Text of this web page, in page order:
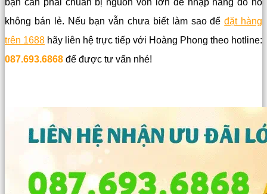
bạn cần phải chuẩn bị nguồn vốn lớn để nhập hàng do nó
không bán lẻ. Nếu bạn vẫn chưa biết làm sao đểđặt hàng
trên 1688 hãy liên hệ trực tiếp với Hoàng Phong theo hotline:
087.693.6868 để được tư vấn nhé!